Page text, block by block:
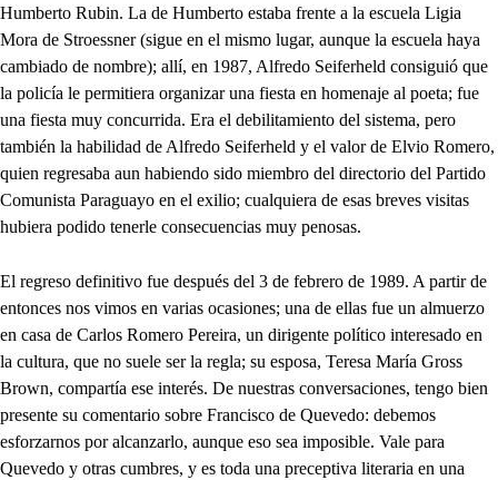
Humberto Rubin. La de Humberto estaba frente a la escuela Ligia
Mora de Stroessner (sigue en el mismo lugar, aunque la escuela haya
cambiado de nombre); allí, en 1987, Alfredo Seiferheld consiguió que
la policía le permitiera organizar una fiesta en homenaje al poeta; fue
una fiesta muy concurrida. Era el debilitamiento del sistema, pero
también la habilidad de Alfredo Seiferheld y el valor de Elvio Romero,
quien regresaba aun habiendo sido miembro del directorio del Partido
Comunista Paraguayo en el exilio; cualquiera de esas breves visitas
hubiera podido tenerle consecuencias muy penosas.
El regreso definitivo fue después del 3 de febrero de 1989. A partir de
entonces nos vimos en varias ocasiones; una de ellas fue un almuerzo
en casa de Carlos Romero Pereira, un dirigente político interesado en
la cultura, que no suele ser la regla; su esposa, Teresa María Gross
Brown, compartía ese interés. De nuestras conversaciones, tengo bien
presente su comentario sobre Francisco de Quevedo: debemos
esforzarnos por alcanzarlo, aunque eso sea imposible. Vale para
Quevedo y otras cumbres, y es toda una preceptiva literaria en una